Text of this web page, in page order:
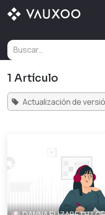
Ir al contenido
1 Artículo
Actualización de